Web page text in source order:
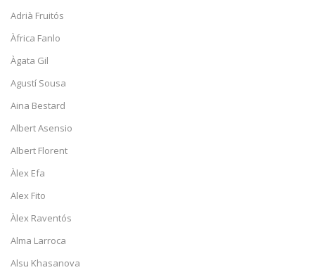
Adrià Fruitós
Àfrica Fanlo
Àgata Gil
Agustí Sousa
Aina Bestard
Albert Asensio
Albert Florent
Àlex Efa
Alex Fito
Àlex Raventós
Alma Larroca
Alsu Khasanova